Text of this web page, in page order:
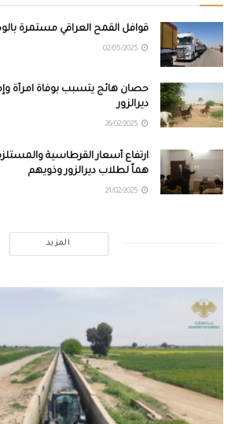
قوافل القمح العراقي مستمرة
حصان هائج يتسبب بوفاة امرأة
ديرالزور
ارتفاع أسعار القرطاسية
هماً لطلاب ديرالزور وذويهم
المزيد